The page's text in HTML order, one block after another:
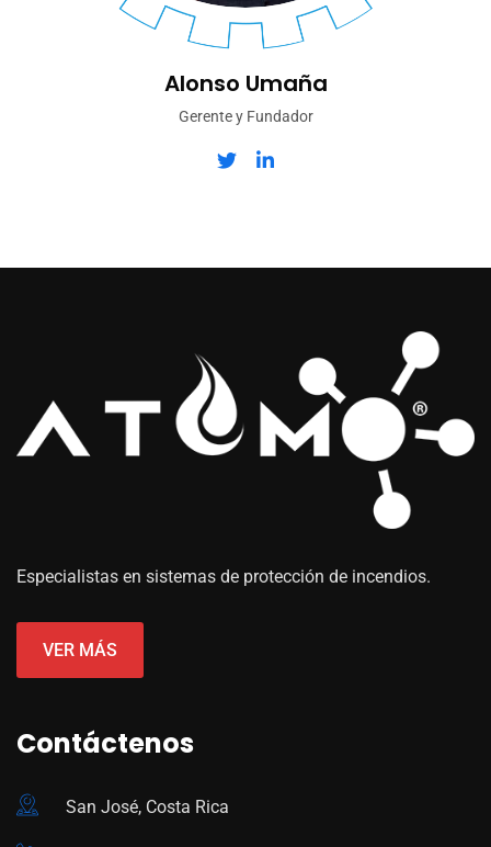
Alonso Umaña
Gerente y Fundador
Especialistas en sistemas de protección de incendios.
VER MÁS
Contáctenos
San José, Costa Rica